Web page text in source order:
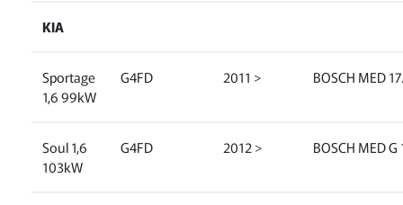
KIA
Sportage
1,6 99kW
G4FD 2011 > BOSCH MED
Soul 1,6
103kW
G4FD 2012 > BOSCH MED G